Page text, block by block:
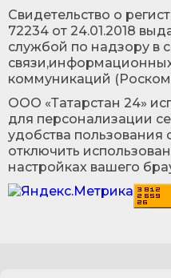
Cвидетельство о
72234 от 24.01.2018
службой по надзору в
коммуникаций
ООО «Татарстан 24»
для персонализации
удобства
отключить
настройках вашего